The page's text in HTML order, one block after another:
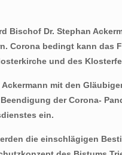
Bischof Dr. Stephan
Corona bedingt kann das
und des
mit den
der Corona-
ein.
die einschlägigen